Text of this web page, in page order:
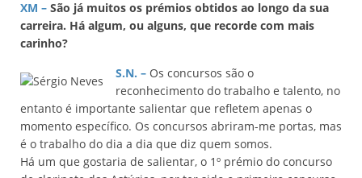
XM – São já muitos os prémios obtidos ao longo da sua
carreira. Há algum, ou alguns, que recorde com mais
carinho?
S.N. – Os concursos são o
reconhecimento do trabalho e talento, no
entanto é importante salientar que refletem apenas o
momento específico. Os concursos abriram-me portas, mas
é o trabalho do dia a dia que diz quem somos.
Há um que gostaria de salientar, o 1º prémio do concurso